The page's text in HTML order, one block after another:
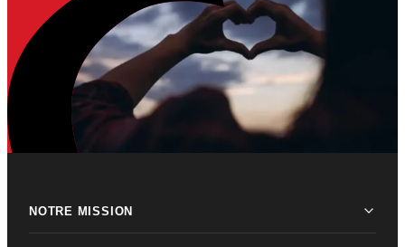
NOTRE MISSION